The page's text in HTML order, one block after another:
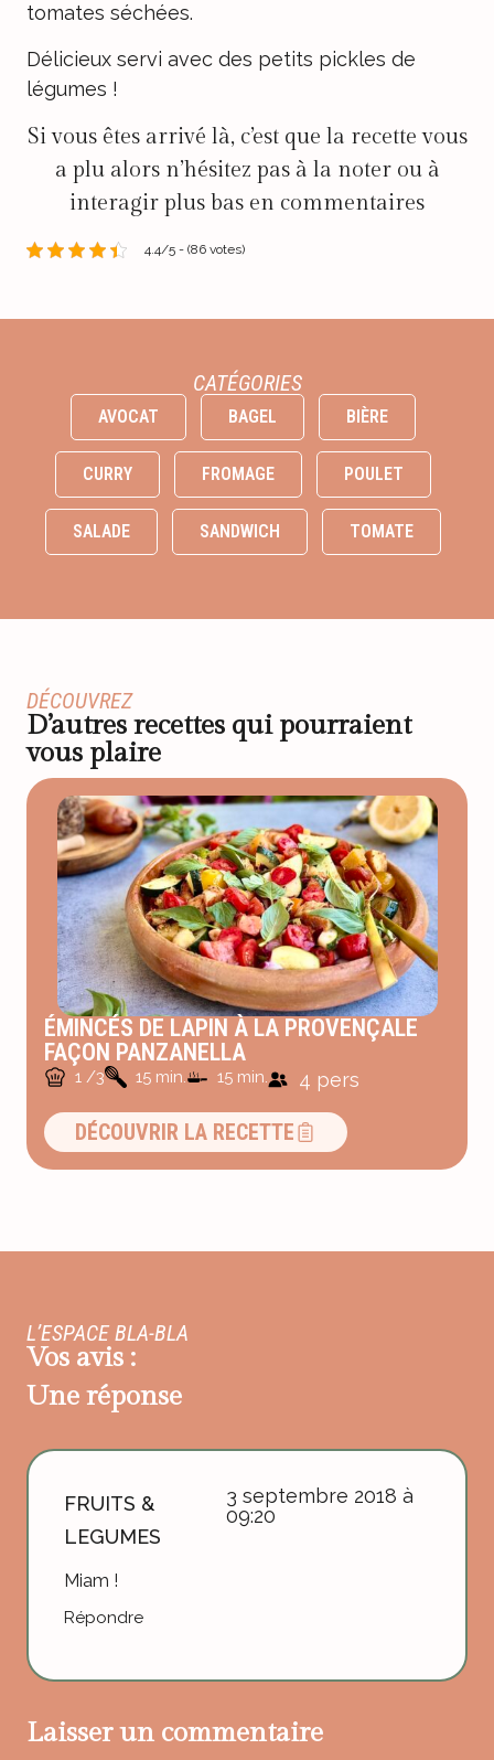
tomates séchées.
Délicieux servi avec des petits pickles de
légumes !
Si vous êtes arrivé là, c’est que la recette vous
a plu alors n’hésitez pas à la noter ou à
interagir plus bas en commentaires
4.4/5 - (86 votes)
CATÉGORIES
AVOCAT BAGEL BIÈRE
CURRY FROMAGE POULET
SALADE SANDWICH TOMATE
DÉCOUVREZ
D’autres recettes qui pourraient
vous plaire
ÉMINCÉS DE LAPIN À LA PROVENÇALE
FAÇON PANZANELLA
1 /3 15 min. 15 min. 4 pers
DÉCOUVRIR LA RECETTE
L’ESPACE BLA-BLA
Vos avis :
Une réponse
FRUITS &
LEGUMES
3 septembre 2018 à
09:20
Miam !
Répondre
Laisser un commentaire